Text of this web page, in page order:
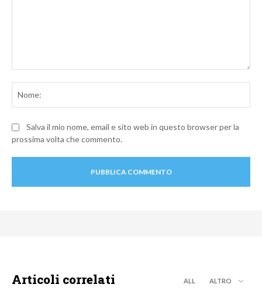
Salva il mio nome, email e sito web in questo browser per la
prossima volta che commento.
Articoli correlati ALL ALTRO